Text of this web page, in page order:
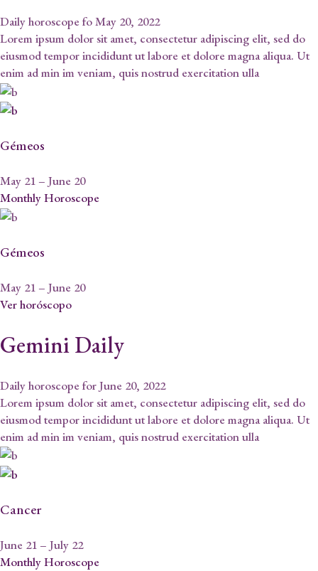
Daily horoscope fo May 20, 2022
Lorem ipsum dolor sit amet, consectetur adipiscing elit, sed do
eiusmod tempor incididunt ut labore et dolore magna aliqua. Ut
enim ad min im veniam, quis nostrud exercitation ulla
Gémeos
May 21 – June 20
Monthly Horoscope
Gémeos
May 21 – June 20
Ver horóscopo
Gemini Daily
Daily horoscope for June 20, 2022
Lorem ipsum dolor sit amet, consectetur adipiscing elit, sed do
eiusmod tempor incididunt ut labore et dolore magna aliqua. Ut
enim ad min im veniam, quis nostrud exercitation ulla
Cancer
June 21 – July 22
Monthly Horoscope